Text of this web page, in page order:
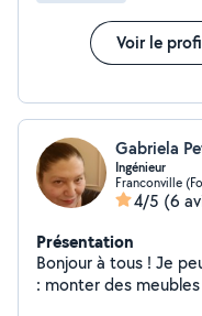
Voir le
Gabriela
Ingénieur
Franconville
4/5 (6
Présentation
Bonjour à tous ! Je peux et je sais faire pour mes voisins
: monter des meubles en kit, garder